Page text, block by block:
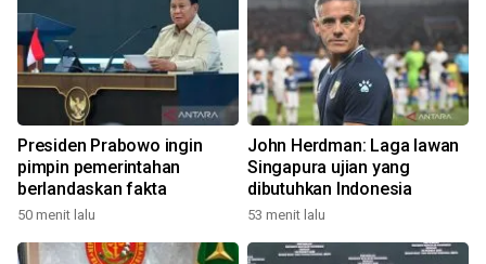
Presiden Prabowo ingin
pimpin pemerintahan
berlandaskan fakta
50 menit lalu
John Herdman: Laga lawan
Singapura ujian yang
dibutuhkan Indonesia
53 menit lalu